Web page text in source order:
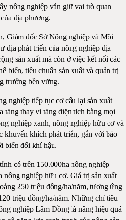
nông nghiệp vẫn giữ vai trò quan
địa phương.
Giám đốc Sở Nông nghiệp và Môi
địa phát triển của nông nghiệp địa
sản xuất mà còn ở việc kết nối các
biến, tiêu chuẩn sản xuất và quản trị
trưởng bền vững.
nghiệp tiếp tục cơ cấu lại sản xuất
tăng thay vì tăng diện tích bằng mọi
nghiệp xanh, nông nghiệp hữu cơ và
khuyến khích phát triển, gắn với bảo
biến đổi khí hậu.
có trên 150.000ha nông nghiệp
nông nghiệp hữu cơ. Giá trị sản xuất
250 triệu đồng/ha/năm, tương ứng
triệu đồng/ha/năm. Những chỉ tiêu
nghiệp Lâm Đồng là nâng hiệu quả